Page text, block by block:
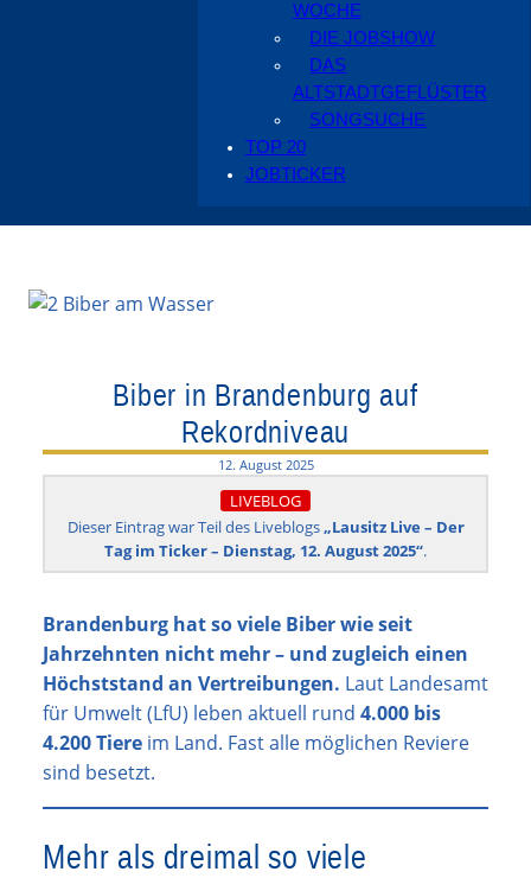
WOCHE
DIE JOBSHOW
DAS
ALTSTADTGEFLÜSTER
SONGSUCHE
TOP 20
JOBTICKER
Biber in Brandenburg auf
Rekordniveau
12. August 2025
LIVEBLOG
Dieser Eintrag war Teil des Liveblogs„Lausitz Live – Der
Tag im Ticker – Dienstag, 12. August 2025“.
Brandenburg hat so viele Biber wie seit
Jahrzehnten nicht mehr – und zugleich einen
Höchststand an Vertreibungen. Laut Landesamt
für Umwelt (LfU) leben aktuell rund 4.000 bis
4.200 Tiere im Land. Fast alle möglichen Reviere
sind besetzt.
Mehr als dreimal so viele